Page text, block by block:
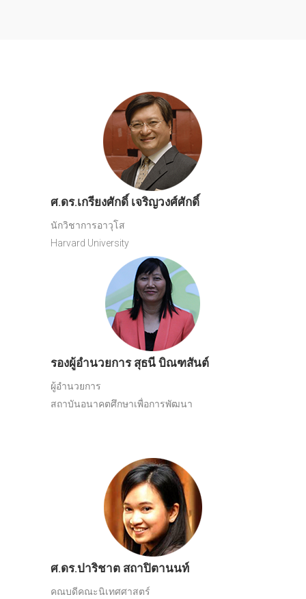
ศ.ดร.เกรียงศักดิ์ เจริญวงศ์ศักดิ์
นักวิชาการอาวุโส
Harvard University
รองผู้อำนวยการ สุธนี บิณฑสันต์
ผู้อำนวยการ
สถาบันอนาคตศึกษาเพื่อการพัฒนา
ศ.ดร.ปาริชาต สถาปิตานนท์
คณบดีคณะนิเทศศาสตร์